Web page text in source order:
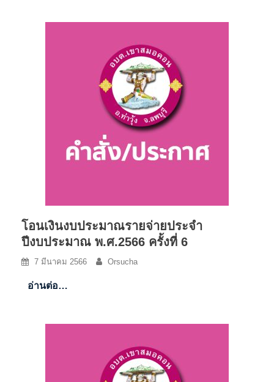
โอนเงินงบประมาณรายจ่ายประจำ
ปีงบประมาณ พ.ศ.2566 ครั้งที่ 6
7 มีนาคม 2566 Orsucha
อ่านต่อ…